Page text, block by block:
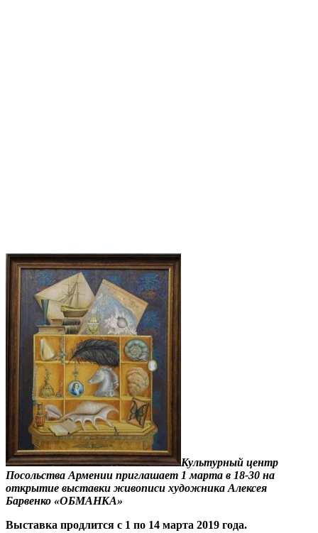
Культурный центр
Посольства Армении приглашает 1 марта в 18-30 на
открытие выставки живописи художника Алексея
Барвенко «ОБМАНКА»
Выставка продлится с 1 по 14 марта 2019 года.